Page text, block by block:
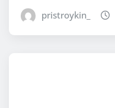
pristroykin_